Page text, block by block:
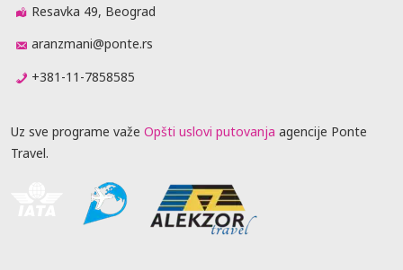
Resavka 49, Beograd
aranzmani@ponte.rs
+381-11-7858585
Uz sve programe važe Opšti uslovi putovanja agencije Ponte
Travel.